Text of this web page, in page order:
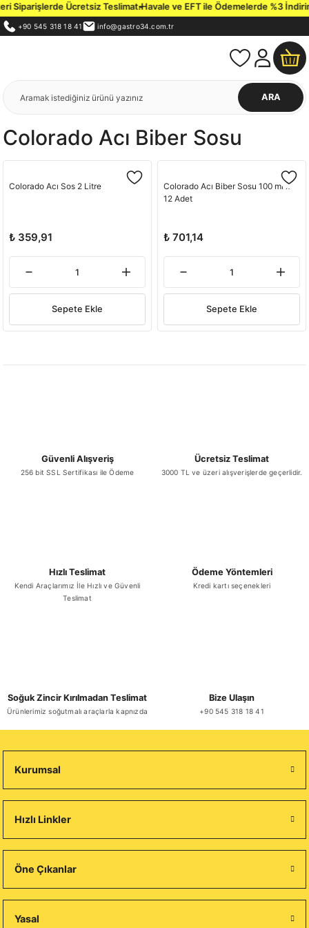
Siparişlerde Ücretsiz Teslimat.Havale ve EFT ile Ödemelerde %3 İndirim
+90 545 318 18 41 info@gastro34.com.tr
ARA
Colorado Acı Biber Sosu
Colorado Acı Sos 2 Litre
₺ 359,91
Sepete Ekle
Colorado Acı Biber Sosu 100 ml x
12 Adet
₺ 701,14
Sepete Ekle
Güvenli Alışveriş
256 bit SSL Sertifikası ile Ödeme
Ücretsiz Teslimat
3000 TL ve üzeri alışverişlerde geçerlidir.
Hızlı Teslimat
Kendi Araçlarımız İle Hızlı ve Güvenli
Teslimat
Ödeme Yöntemleri
Kredi kartı seçenekleri
Soğuk Zincir Kırılmadan Teslimat
Ürünlerimiz soğutmalı araçlarla kapnızda
Bize Ulaşın
+90 545 318 18 41
Kurumsal
Hızlı Linkler
Öne Çıkanlar
Yasal